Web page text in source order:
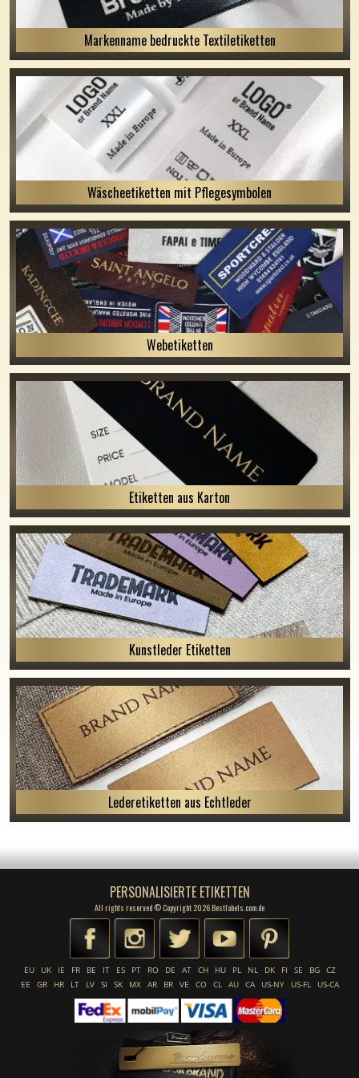
Markenname bedruckte Textiletiketten
Wäscheetiketten mit Pflegesymbolen
Webetiketten
Etiketten aus Karton
Kunstleder Etiketten
Lederetiketten aus Echtleder
PERSONALISIERTE ETIKETTEN
All rights reserved © Copyright 2026 Bestlabels.com.de
EU UK IE FR BE IT ES PT RO DE AT CH HU PL NL DK FI SE BG
CZ
EE
GR HR LT LV SI SK MX AR BR VE CO CL AU CA US-NY US-FL US-CA